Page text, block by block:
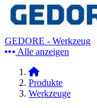
GEDORE - Werkzeug
Alle anzeigen
Produkte
Werkzeuge